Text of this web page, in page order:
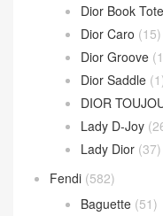
Dior Book Tote
Dior Caro (15)
Dior Groove
Dior Saddle
DIOR
Lady D-Joy
Lady Dior (37)
Fendi (582)
Baguette (51)